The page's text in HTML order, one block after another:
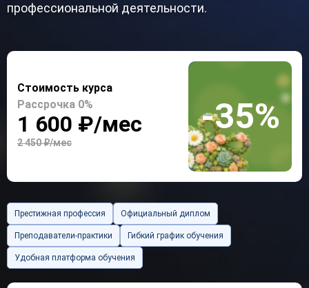
профессиональной деятельности.
Стоимость курса
Рассрочка 0%
1 600 ₽/мес
2 450 ₽/мес
-35%
Престижная профессия Официальный диплом
Преподаватели-практики Гибкий график обучения
Удобная платформа обучения